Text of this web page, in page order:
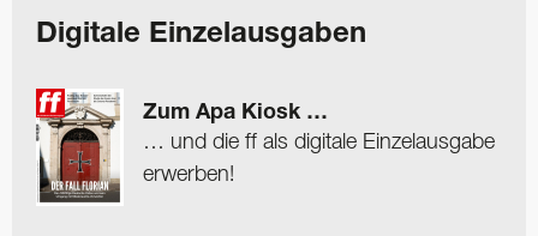
Digitale Einzelausgaben
Zum Apa Kiosk …
… und die ff als digitale Einzelausgabe
erwerben!